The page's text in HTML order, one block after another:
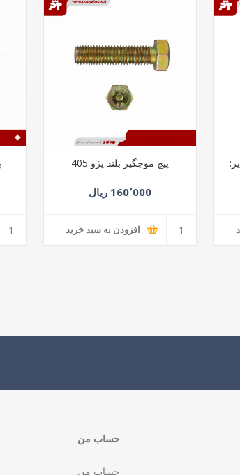
405 سایز:
پیچ موجگیر بلند پژو 405
160٬000 ریال
افزودن به سبد خرید
حساب من
حساب من